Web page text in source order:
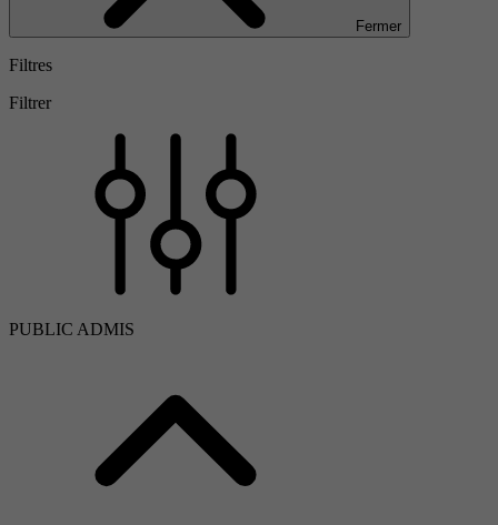
Fermer
Filtres
Filtrer
PUBLIC ADMIS